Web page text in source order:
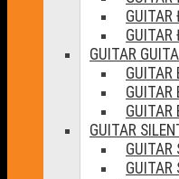
GUITAR
GUITAR
GUITAR
GUITAR
GUITAR
GUITAR
GUITAR
GUITAR